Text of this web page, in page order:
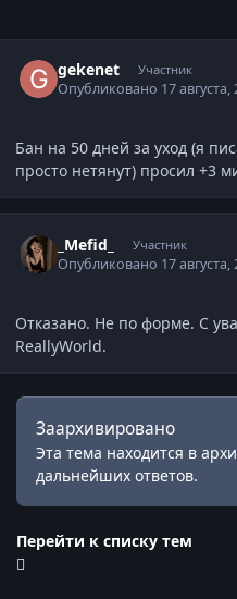
gekenet Участник
Опубликовано 17 августа,
Бан на 50 дней за уход (я
просто нетянут) просил +3
_Mefid_ Участник
Опубликовано 17 августа,
Отказано. Не по форме. С
ReallyWorld.
Заархивировано
Эта тема находится в
дальнейших ответов.
Перейти к списку тем